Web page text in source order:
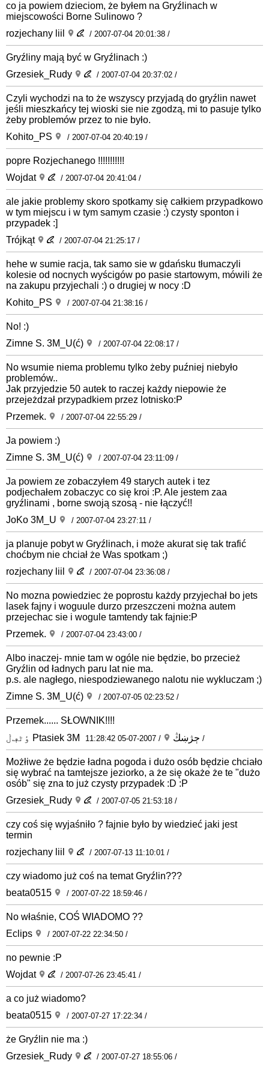
co ja powiem dzieciom, że byłem na Gryźlinach w
miejscowości Borne Sulinowo ?
rozjechany liil
/ 2007-07-04 20:01:38 /
Gryźliny mają być w Gryźlinach :)
Grzesiek_Rudy
/ 2007-07-04 20:37:02 /
Czyli wychodzi na to że wszyscy przyjadą do gryźlin nawet
jeśli mieszkańcy tej wioski sie nie zgodzą, mi to pasuje tylko
żeby problemów przez to nie było.
Kohito_PS
/ 2007-07-04 20:40:19 /
popre Rozjechanego !!!!!!!!!!!
Wojdat
/ 2007-07-04 20:41:04 /
ale jakie problemy skoro spotkamy się całkiem przypadkowo
w tym miejscu i w tym samym czasie :) czysty sponton i
przypadek :]
Trójkąt
/ 2007-07-04 21:25:17 /
hehe w sumie racja, tak samo sie w gdańsku tłumaczyli
kolesie od nocnych wyścigów po pasie startowym, mówili że
na zakupu przyjechali :) o drugiej w nocy :D
Kohito_PS
/ 2007-07-04 21:38:16 /
No! :)
Zimne S. 3M_U(ć)
/ 2007-07-04 22:08:17 /
No wsumie niema problemu tylko żeby puźniej niebyło
problemów..
Jak przyjedzie 50 autek to raczej każdy niepowie że
przejeżdzał przypadkiem przez lotnisko:P
Przemek.
/ 2007-07-04 22:55:29 /
Ja powiem :)
Zimne S. 3M_U(ć)
/ 2007-07-04 23:11:09 /
Ja powiem ze zobaczyłem 49 starych autek i tez
podjechałem zobaczyc co się kroi :P. Ale jestem zaa
gryźlinami , borne swoją szosą - nie łączyć!!
JoKo 3M_U
/ 2007-07-04 23:27:11 /
ja planuje pobyt w Gryźlinach, i może akurat się tak trafić
choćbym nie chciał że Was spotkam ;)
rozjechany liil
/ 2007-07-04 23:36:08 /
No mozna powiedziec że poprostu każdy przyjechał bo jets
lasek fajny i woguule durzo przeszczeni można autem
przejechac sie i wogule tamtendy tak fajnie:P
Przemek.
/ 2007-07-04 23:43:00 /
Albo inaczej- mnie tam w ogóle nie będzie, bo przecież
Gryźlin od ładnych paru lat nie ma.
p.s. ale nagłego, niespodziewanego nalotu nie wykluczam ;)
Zimne S. 3M_U(ć)
/ 2007-07-05 02:23:52 /
Przemek...... SŁOWNIK!!!!
ٶٹڢڶ Ptasiek 3M ڄژښڭ / 2007-07-05 11:28:42 /
Możłiwe że będzie ładna pogoda i dużo osób będzie chciało
się wybrać na tamtejsze jeziorko, a że się okaże że te "dużo
osób" się zna to już czysty przypadek :D :P
Grzesiek_Rudy
/ 2007-07-05 21:53:18 /
czy coś się wyjaśniło ? fajnie było by wiedzieć jaki jest
termin
rozjechany liil
/ 2007-07-13 11:10:01 /
czy wiadomo już coś na temat Gryźlin???
beata0515
/ 2007-07-22 18:59:46 /
No właśnie, COŚ WIADOMO ??
Eclips
/ 2007-07-22 22:34:50 /
no pewnie :P
Wojdat
/ 2007-07-26 23:45:41 /
a co już wiadomo?
beata0515
/ 2007-07-27 17:22:34 /
że Gryźlin nie ma :)
Grzesiek_Rudy
/ 2007-07-27 18:55:06 /